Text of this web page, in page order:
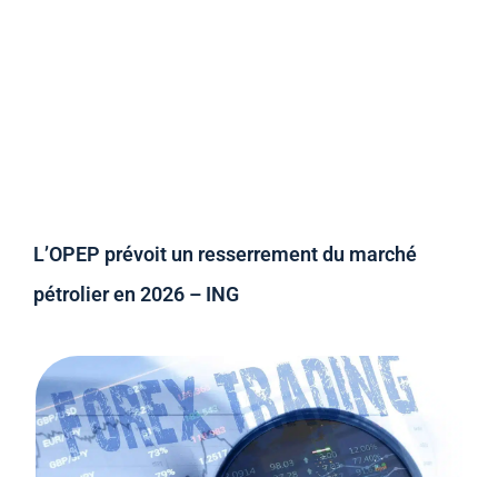
L’OPEP prévoit un resserrement du marché
pétrolier en 2026 – ING